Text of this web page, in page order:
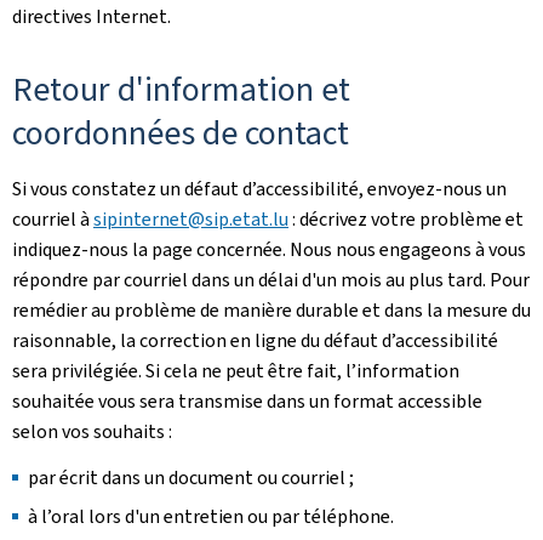
directives Internet.
Retour d'information et
coordonnées de contact
Si vous constatez un défaut d’accessibilité, envoyez-nous un
courriel àsipinternet@sip.etat.lu: décrivez votre problème et
indiquez-nous la page concernée. Nous nous engageons à vous
répondre par courriel dans un délai d'un mois au plus tard. Pour
remédier au problème de manière durable et dans la mesure du
raisonnable, la correction en ligne du défaut d’accessibilité
sera privilégiée. Si cela ne peut être fait, l’information
souhaitée vous sera transmise dans un format accessible
selon vos souhaits :
par écrit dans un document ou courriel ;
à l’oral lors d'un entretien ou par téléphone.